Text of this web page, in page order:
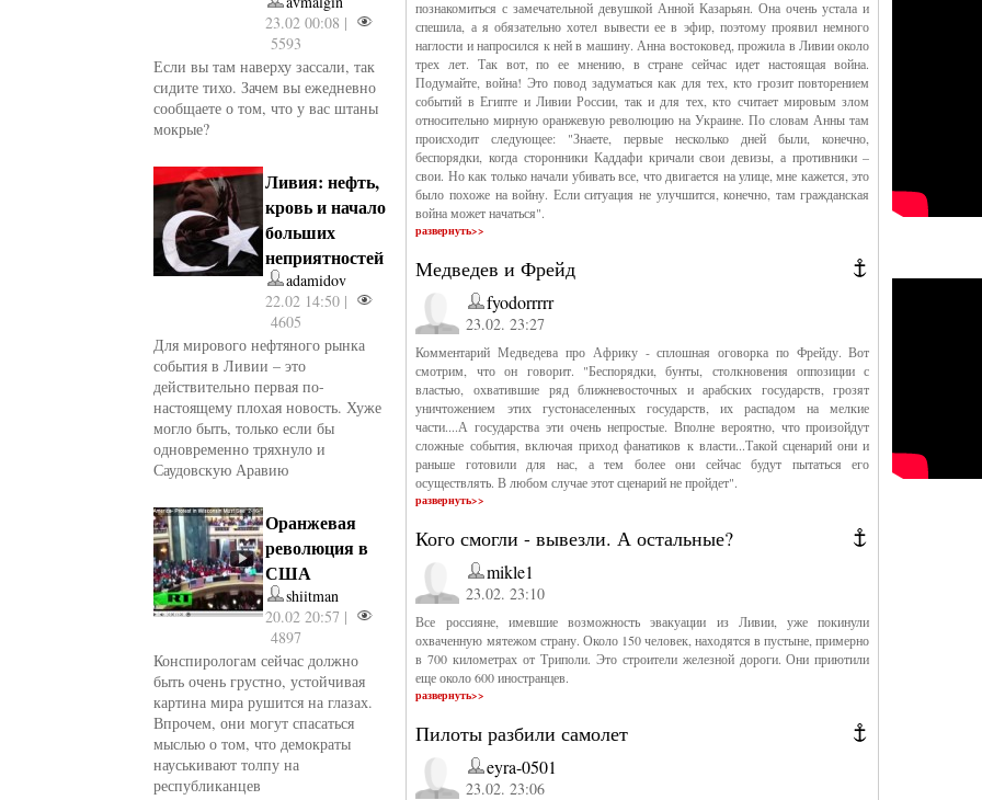
23.02 00:08 |
5593
Если вы там наверху зассали, так
сидите тихо. Зачем вы ежедневно
сообщаете о том, что у вас штаны
мокрые?
Ливия: нефть,
кровь и начало
больших
неприятностей
adamidov
22.02 14:50 |
4605
Для мирового нефтяного рынка
события в Ливии – это
действительно первая по-
настоящему плохая новость. Хуже
могло быть, только если бы
одновременно тряхнуло и
Саудовскую Аравию
Оранжевая
революция в
США
shiitman
20.02 20:57 |
4897
Конспирологам сейчас должно
быть очень грустно, устойчивая
картина мира рушится на глазах.
Впрочем, они могут спасаться
мыслью о том, что демократы
науськивают толпу на
республиканцев
познакомиться с замечательной девушкой Анной Казарьян. Она очень устала и
спешила, а я обязательно хотел вывести ее в эфир, поэтому проявил немного
наглости и напросился к ней в машину. Анна востоковед, прожила в Ливии около
трех лет. Так вот, по ее мнению, в стране сейчас идет настоящая война.
Подумайте, война! Это повод задуматься как для тех, кто грозит повторением
событий в Египте и Ливии России, так и для тех, кто считает мировым злом
относительно мирную оранжевую революцию на Украине. По словам Анны там
происходит следующее: "Знаете, первые несколько дней были, конечно,
беспорядки, когда сторонники Каддафи кричали свои девизы, а противники –
свои. Но как только начали убивать все, что двигается на улице, мне кажется, это
было похоже на войну. Если ситуация не улучшится, конечно, там гражданская
война может начаться".
развернуть>>
Медведев и Фрейд
fyodorrrrr
23.02. 23:27
Комментарий Медведева про Африку - сплошная оговорка по Фрейду. Вот
смотрим, что он говорит. "Беспорядки, бунты, столкновения оппозиции с
властью, охватившие ряд ближневосточных и арабских государств, грозят
уничтожением этих густонаселенных государств, их распадом на мелкие
части....А государства эти очень непростые. Вполне вероятно, что произойдут
сложные события, включая приход фанатиков к власти...Такой сценарий они и
раньше готовили для нас, а тем более они сейчас будут пытаться его
осуществлять. В любом случае этот сценарий не пройдет".
развернуть>>
Кого смогли - вывезли. А остальные?
mikle1
23.02. 23:10
Все россияне, имевшие возможность эвакуации из Ливии, уже покинули
охваченную мятежом страну. Около 150 человек, находятся в пустыне, примерно
в 700 километрах от Триполи. Это строители железной дороги. Они приютили
еще около 600 иностранцев.
развернуть>>
Пилоты разбили самолет
eyra-0501
23.02. 23:06